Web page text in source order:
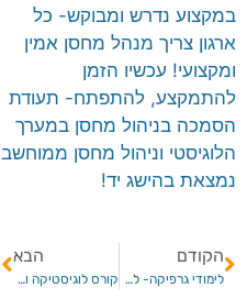
במקצוע נדרש ומבוקש- כל
ארגון צריך מנהל מחסן אמין
ומקצועי! עכשיו הזמן
להתמקצע, להתפתח- תעודת
הסמכה בניהול מחסן במערך
הלוגיסטי וניהול מחסן ממוחשב
נמצאת בהישג יד!
הקודם
לימודי גרפיקה- לאנשים יצירתיים
הבא
קורס לוגיסטיקה ורכש- הסמכה בינלאומית